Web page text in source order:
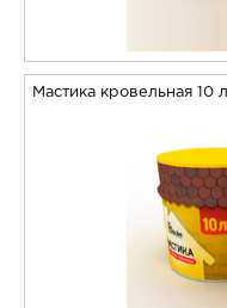
Мастика кровельная 10 л